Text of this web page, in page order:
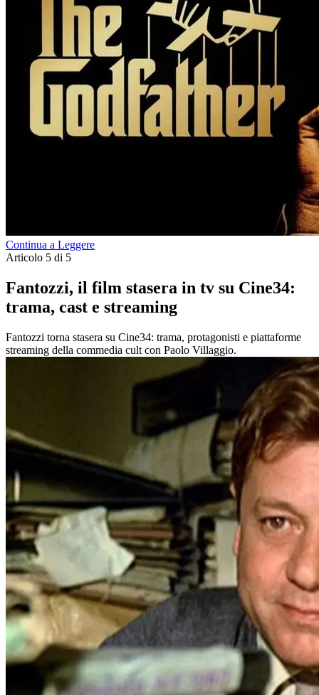
Continua a Leggere
Articolo 5 di 5
Fantozzi, il film stasera in tv su Cine34:
trama, cast e streaming
Fantozzi torna stasera su Cine34: trama, protagonisti e piattaforme
streaming della commedia cult con Paolo Villaggio.